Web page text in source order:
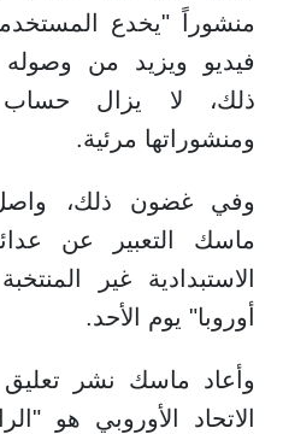
منشوراً "يخدع
فيديو ويزيد من
ذلك، لا يزال حساب
ومنشوراتها مرئية.
وفي غضون ذلك، واصل
ماسك التعبير عن
الاستبدادية غير
أوروبا" يوم الأحد.
وأعاد ماسك نشر
الاتحاد الأوروبي هو